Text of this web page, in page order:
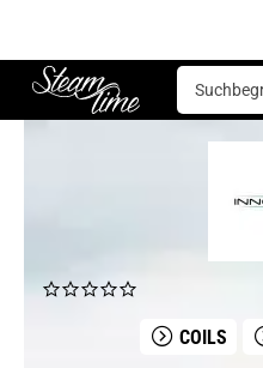
Steam time
E-Zigarette
COILS